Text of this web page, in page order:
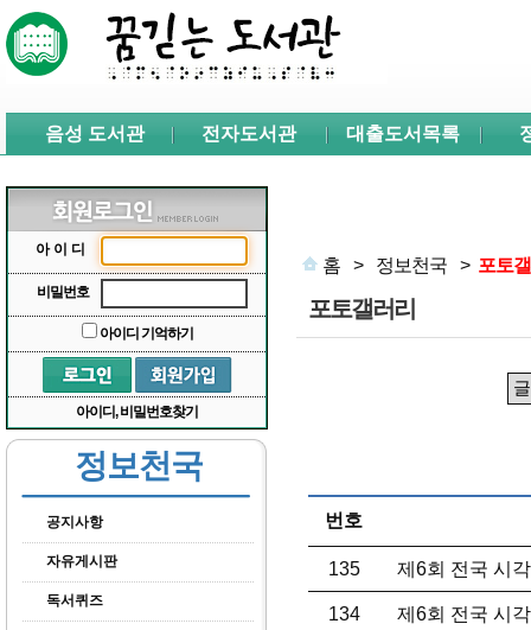
주메뉴 바로가기
서브메뉴 바로가기
음성 도서관 전자도서관 대출도서목록
아이디
비밀번호
아이디 기억하기
아이디, 비밀번호찾기
정보천국
공지사항
자유게시판
독서퀴즈
홈 > 정보천국 > 포토
포토갤러리
번호
135 제6회 전국 시
134 제6회 전국 시